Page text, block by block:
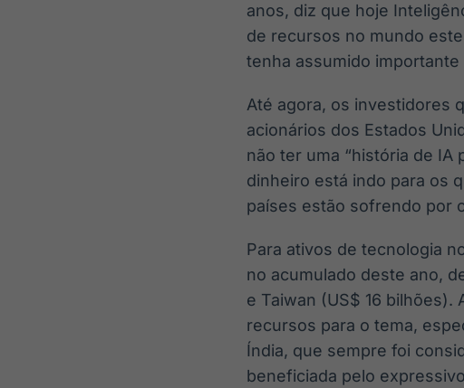
anos, diz que hoje
de recursos no mundo
tenha assumido
Até agora, os investidores
acionários dos Estados
não ter uma “história de IA
dinheiro está indo para os
países estão sofrendo por
Para ativos de tecnologia
no acumulado deste ano,
e Taiwan (US$ 16
recursos para o tema,
Índia, que sempre foi
beneficiada pelo